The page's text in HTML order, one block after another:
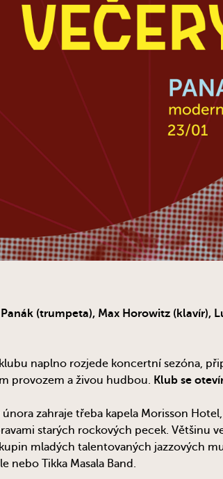
(trumpeta), Max Horowitz (klavír),
klubu naplno rozjede koncertní sezóna,
provozem a živou hudbou. Klub se
února zahraje třeba kapela Morisson
starých rockových pecek. Většinu
mladých talentovaných jazzových
nebo Tikka Masala Band.